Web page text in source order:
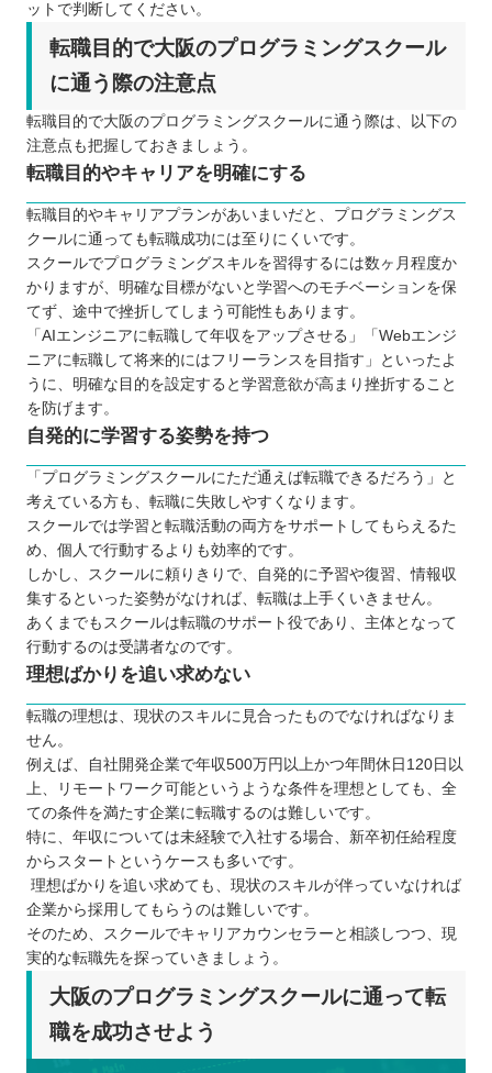
ットで判断してください。
転職目的で大阪のプログラミングスクール
に通う際の注意点
転職目的で大阪のプログラミングスクールに通う際は、以下の
注意点も把握しておきましょう。
転職目的やキャリアを明確にする
転職目的やキャリアプランがあいまいだと、プログラミングス
クールに通っても転職成功には至りにくいです。
スクールでプログラミングスキルを習得するには数ヶ月程度か
かりますが、明確な目標がないと学習へのモチベーションを保
てず、途中で挫折してしまう可能性もあります。
「AIエンジニアに転職して年収をアップさせる」「Webエンジ
ニアに転職して将来的にはフリーランスを目指す」といったよ
うに、明確な目的を設定すると学習意欲が高まり挫折すること
を防げます。
自発的に学習する姿勢を持つ
「プログラミングスクールにただ通えば転職できるだろう」と
考えている方も、転職に失敗しやすくなります。
スクールでは学習と転職活動の両方をサポートしてもらえるた
め、個人で行動するよりも効率的です。
しかし、スクールに頼りきりで、自発的に予習や復習、情報収
集するといった姿勢がなければ、転職は上手くいきません。
あくまでもスクールは転職のサポート役であり、主体となって
行動するのは受講者なのです。
理想ばかりを追い求めない
転職の理想は、現状のスキルに見合ったものでなければなりま
せん。
例えば、自社開発企業で年収500万円以上かつ年間休日120日以
上、リモートワーク可能というような条件を理想としても、全
ての条件を満たす企業に転職するのは難しいです。
特に、年収については未経験で入社する場合、新卒初任給程度
からスタートというケースも多いです。
理想ばかりを追い求めても、現状のスキルが伴っていなければ
企業から採用してもらうのは難しいです。
そのため、スクールでキャリアカウンセラーと相談しつつ、現
実的な転職先を探っていきましょう。
大阪のプログラミングスクールに通って転
職を成功させよう